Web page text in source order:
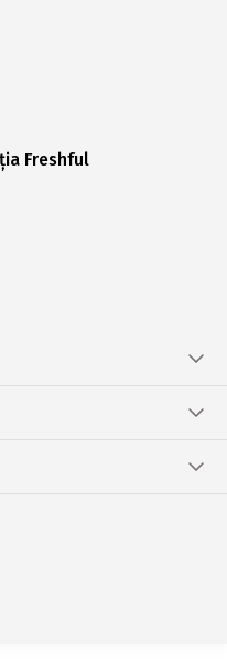
Freshful